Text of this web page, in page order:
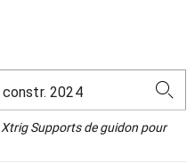
Xtrig Supports de guidon pour